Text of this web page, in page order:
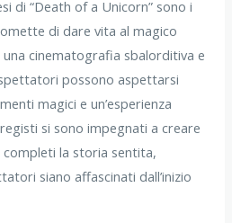
di “Death of a Unicorn” sono i
di dare vita al magico
cinematografia sbalorditiva e
possono aspettarsi
magici e un’esperienza
si sono impegnati a creare
la storia sentita,
siano affascinati dall’inizio